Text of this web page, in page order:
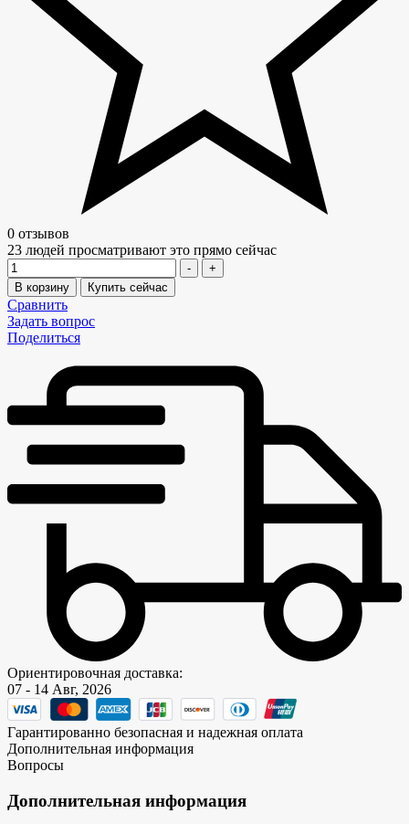
0 отзывов
23 людей просматривают это прямо сейчас
Количество
-
+
В корзину
Купить сейчас
Сравнить
Задать вопрос
Поделиться
Ориентировочная доставка:
07 - 14 Авг, 2026
Гарантированно безопасная и надежная оплата
Дополнительная информация
Вопросы
Дополнительная информация